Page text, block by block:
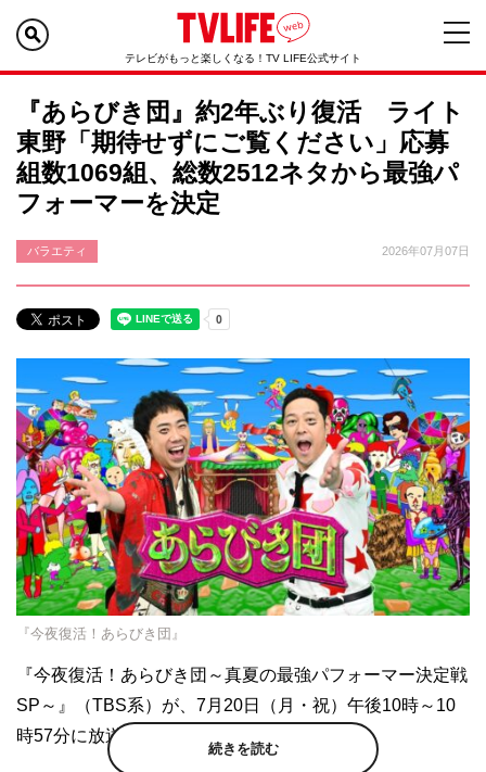
テレビがもっと楽しくなる！TV LIFE公式サイト
『あらびき団』約2年ぶり復活 ライト
東野「期待せずにご覧ください」応募
組数1069組、総数2512ネタから最強パ
フォーマーを決定
バラエティ 2026年07月07日
『今夜復活！あらびき団』
『今夜復活！あらびき団～真夏の最強パフォーマー決定戦
SP～』（TBS系）が、7月20日（月・祝）午後10時～10
時57分に放送される。
続きを読む